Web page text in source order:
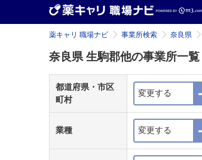
薬キャリ 職場ナビ 事業所検索 奈良県
奈良県 生駒郡他の事業所一覧
都道府県・市区
町村
変更する
業種 変更する